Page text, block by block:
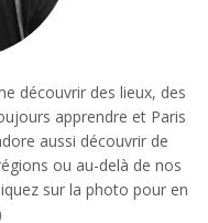
découvrir des lieux, des
apprendre et Paris
aussi découvrir de
ou au-delà de nos
sur la photo pour en